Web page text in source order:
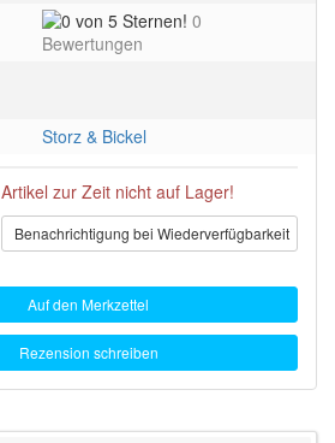
Sternen!
00
Bewertungen
Storz & Bickel
Artikel zur Zeit nicht auf Lager!
Benachrichtigung bei Wiederverfügbarkeit
Auf den Merkzettel
Rezension schreiben